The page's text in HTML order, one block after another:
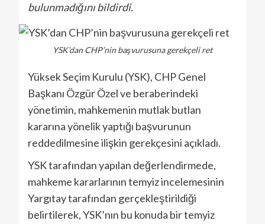
bulunmadığını bildirdi.
YSK’dan CHP’nin başvurusuna gerekçeli ret
Yüksek Seçim Kurulu (YSK), CHP Genel
Başkanı Özgür Özel ve beraberindeki
yönetimin, mahkemenin mutlak butlan
kararına yönelik yaptığı başvurunun
reddedilmesine ilişkin gerekçesini açıkladı.
YSK tarafından yapılan değerlendirmede,
mahkeme kararlarının temyiz incelemesinin
Yargıtay tarafından gerçekleştirildiği
belirtilerek, YSK’nın bu konuda bir temyiz